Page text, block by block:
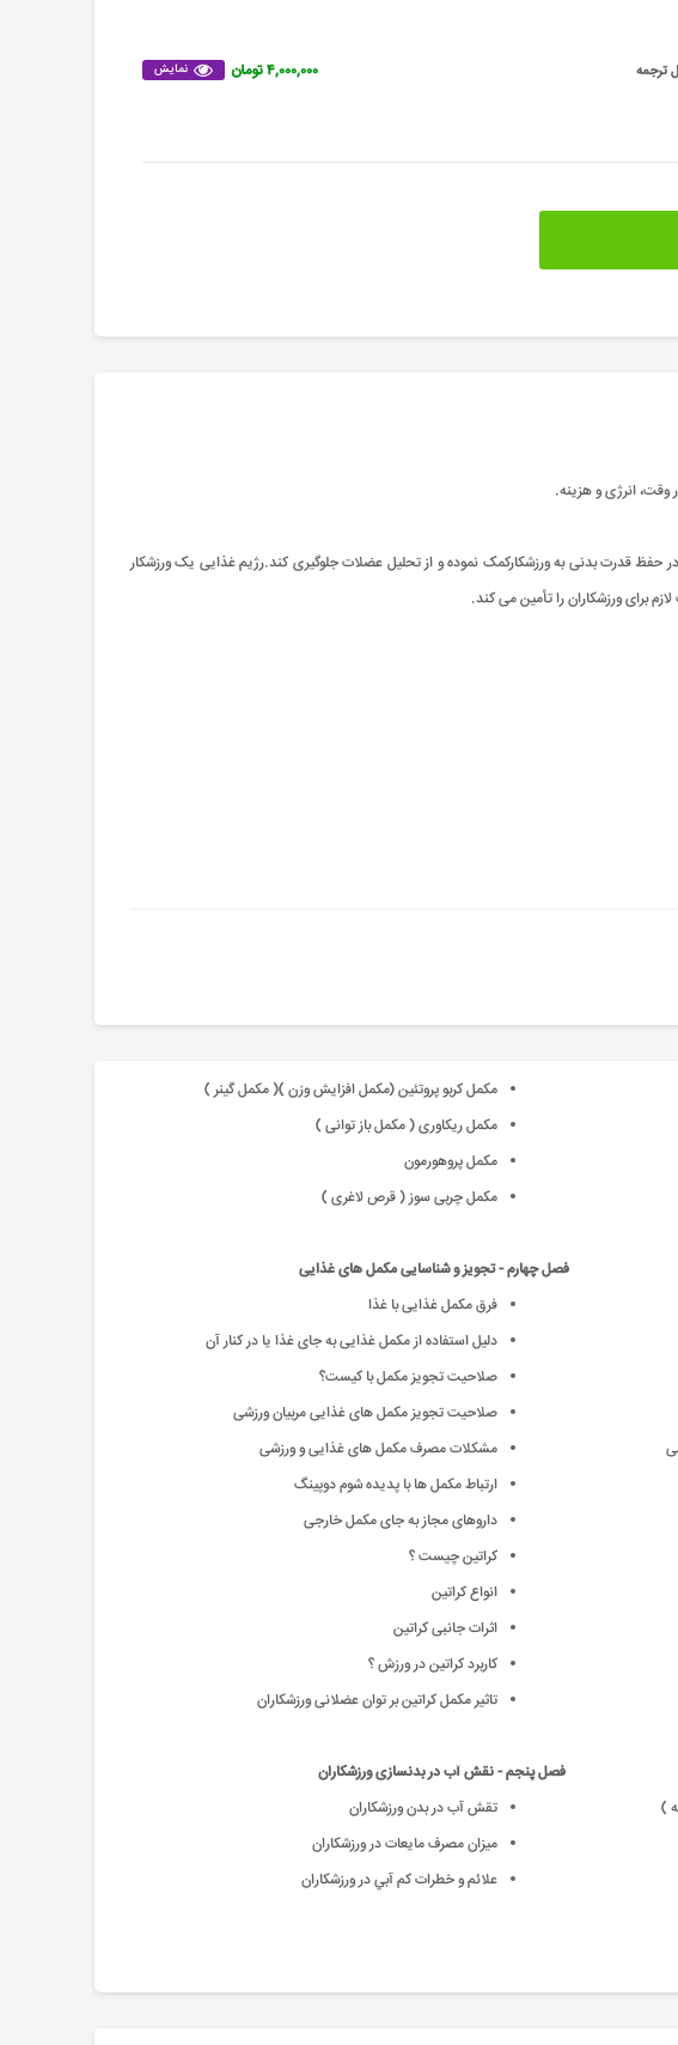
ترجمه نمایش ۴,۰۰۰,۰۰۰ تومان
وقت، انرژی و هزینه.
قدرت بدنی به ورزشکارکمک نموده و از تحلیل عضلات جلوگیری کند.رژیم غذایی یک ورزشکار
برای ورزشکاران را تأمین می کند.
)
مکمل کربو پروتئین (مکمل افزایش وزن )( مکمل گینر )
مکمل ریکاوری ( مکمل باز توانی )
مکمل پروهورمون
مکمل چربی سوز ( قرص لاغری )
فصل چهارم - تجویز و شناسایی مکمل های غذایی
فرق مکمل غذایی با غذا
دلیل استفاده از مکمل غذایی به جای غذا یا در کنار آن
صلاحیت تجویز مکمل با کیست؟
صلاحیت تجویز مکمل های غذایی مربیان ورزشی
مشکلات مصرف مکمل های غذایی و ورزشی
ارتباط مکمل ها با پدیده شوم دوپینگ
داروهای مجاز به جای مکمل خارجی
کراتین چیست ؟
انواع کراتین
اثرات جانبی کراتین
کاربرد کراتین در ورزش ؟
تاثیر مکمل کراتین بر توان عضلانی ورزشکاران
فصل پنجم - نقش آب در بدنسازی ورزشکاران
تقش آب در بدن ورزشکاران
ميزان مصرف مايعات در ورزشكاران
علائم و خطرات كم آبي در ورزشكاران